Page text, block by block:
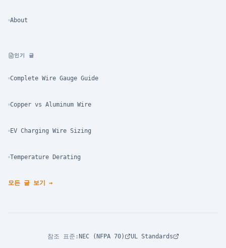
About
인기 글
Complete Wire Gauge Guide
Copper vs Aluminum Wire
EV Charging Wire Sizing
Temperature Derating
모든 글 보기 →
참조 표준 : NEC (NFPA 70) UL Standards